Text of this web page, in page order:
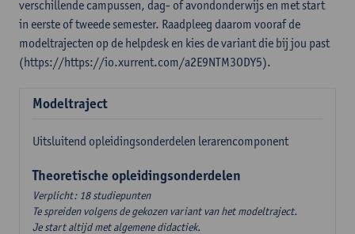
verschillende campussen, dag- of avondonderwijs en met start
in eerste of tweede semester. Raadpleeg daarom vooraf de
modeltrajecten op de helpdesk en kies de variant die bij jou past
(https://https://io.xurrent.com/a2E9NTM3ODY5).
Modeltraject
Uitsluitend opleidingsonderdelen lerarencomponent
Theoretische opleidingsonderdelen
Verplicht: 18 studiepunten
Te spreiden volgens de gekozen variant van het modeltraject.
Je start altijd met algemene didactiek.